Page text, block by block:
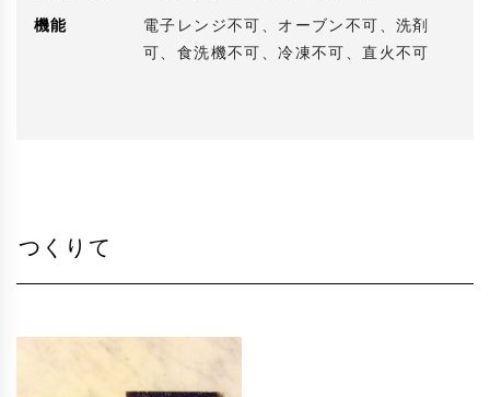
機能
電子レンジ不可、オーブン不可、洗剤
可、食洗機不可、冷凍不可、直火不可
つくりて